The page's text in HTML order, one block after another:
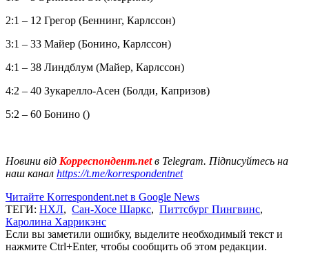
2:1 – 12 Грегор (Беннинг, Карлссон)
3:1 – 33 Майер (Бонино, Карлссон)
4:1 – 38 Линдблум (Майер, Карлссон)
4:2 – 40 Зукарелло-Асен (Болди, Капризов)
5:2 – 60 Бонино ()
Новини від Корреспондент.netв Telegram. Підписуйтесь на
наш канал https://t.me/korrespondentnet
Читайте Korrespondent.net в Google News
ТЕГИ: НХЛ, Сан-Хосе Шаркс, Питтсбург Пингвинс,
Каролина Харрикэнс
Если вы заметили ошибку, выделите необходимый текст и
нажмите Ctrl+Enter, чтобы сообщить об этом редакции.